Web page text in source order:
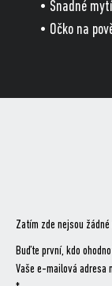
• Snadné
• Očko na
Zatím zde nejsou žádné
Buďte první, kdo
Vaše e-mailová adresa